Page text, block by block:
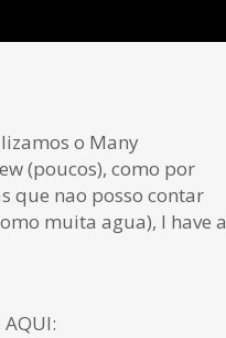
o Many
(poucos), como por
que nao posso contar
muita agua), I have a